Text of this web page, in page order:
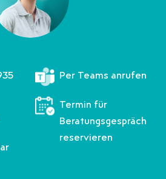
Per Teams anrufen
Termin für
Beratungsgespräch
reservieren